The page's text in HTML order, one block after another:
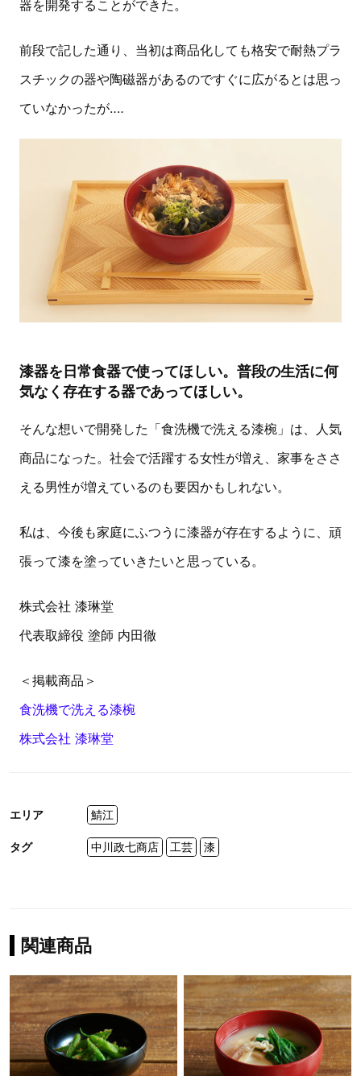
器を開発することができた。
前段で記した通り、当初は商品化しても格安で耐熱プラ
スチックの器や陶磁器があるのですぐに広がるとは思っ
ていなかったが‥‥
漆器を日常食器で使ってほしい。普段の生活に何
気なく存在する器であってほしい。
そんな想いで開発した「食洗機で洗える漆椀」は、人気
商品になった。社会で活躍する女性が増え、家事をささ
える男性が増えているのも要因かもしれない。
私は、今後も家庭にふつうに漆器が存在するように、頑
張って漆を塗っていきたいと思っている。
株式会社 漆琳堂
代表取締役 塗師 内田徹
＜掲載商品＞
食洗機で洗える漆椀
株式会社 漆琳堂
エリア 鯖江
タグ 中川政七商店 工芸 漆
関連商品